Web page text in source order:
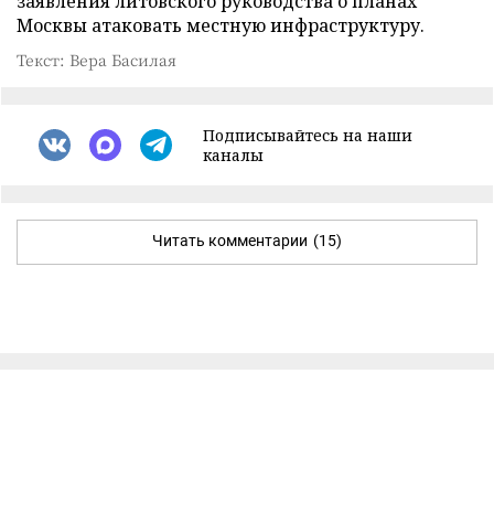
Москвы атаковать местную инфраструктуру.
Текст: Вера Басилая
Подписывайтесь на наши
каналы
Читать комментарии (15)